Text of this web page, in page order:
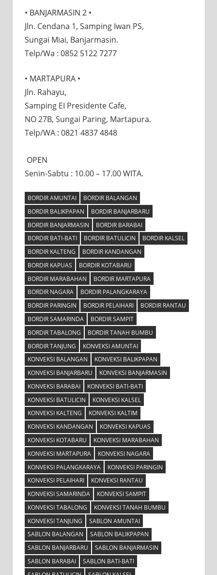
• BANJARMASIN 2 •
Jln. Cendana 1, Samping Iwan PS,
Sungai Miai, Banjarmasin.
Telp/Wa : 0852 5122 7277
• MARTAPURA •⠀⠀
Jln. Rahayu,⠀⠀
Samping EI Presidente Cafe,⠀⠀
NO 27B, Sungai Paring, Martapura.
Telp/WA : 0821 4837 4848⠀
OPEN⠀
Senin-Sabtu : 10.00 – 17.00 WITA.
BORDIR AMUNTAI
BORDIR BALANGAN
BORDIR BALIKPAPAN
BORDIR BANJARBARU
BORDIR BANJARMASIN
BORDIR BARABAI
BORDIR BATI-BATI
BORDIR BATULICIN
BORDIR KALSEL
BORDIR KALTENG
BORDIR KANDANGAN
BORDIR KAPUAS
BORDIR KOTABARU
BORDIR MARABAHAN
BORDIR MARTAPURA
BORDIR NAGARA
BORDIR PALANGKARAYA
BORDIR PARINGIN
BORDIR PELAIHARI
BORDIR RANTAU
BORDIR SAMARINDA
BORDIR SAMPIT
BORDIR TABALONG
BORDIR TANAH BUMBU
BORDIR TANJUNG
KONVEKSI AMUNTAI
KONVEKSI BALANGAN
KONVEKSI BALIKPAPAN
KONVEKSI BANJARBARU
KONVEKSI BANJARMASIN
KONVEKSI BARABAI
KONVEKSI BATI-BATI
KONVEKSI BATULICIN
KONVEKSI KALSEL
KONVEKSI KALTENG
KONVEKSI KALTIM
KONVEKSI KANDANGAN
KONVEKSI KAPUAS
KONVEKSI KOTABARU
KONVEKSI MARABAHAN
KONVEKSI MARTAPURA
KONVEKSI NAGARA
KONVEKSI PALANGKARAYA
KONVEKSI PARINGIN
KONVEKSI PELAIHARI
KONVEKSI RANTAU
KONVEKSI SAMARINDA
KONVEKSI SAMPIT
KONVEKSI TABALONG
KONVEKSI TANAH BUMBU
KONVEKSI TANJUNG
SABLON AMUNTAI
SABLON BALANGAN
SABLON BALIKPAPAN
SABLON BANJARBARU
SABLON BANJARMASIN
SABLON BARABAI
SABLON BATI-BATI